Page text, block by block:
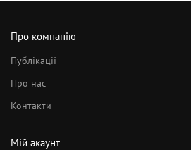
Про компанію
Публікації
Про нас
Контакти
Мій акаунт